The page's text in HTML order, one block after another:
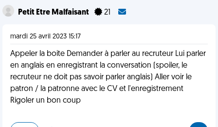
Petit Etre Malfaisant 21
mardi 25 avril 2023 15:17
Appeler la boite Demander à parler au recruteur Lui parler
en anglais en enregistrant la conversation (spoiler, le
recruteur ne doit pas savoir parler anglais) Aller voir le
patron / la patronne avec le CV et l'enregistrement
Rigoler un bon coup